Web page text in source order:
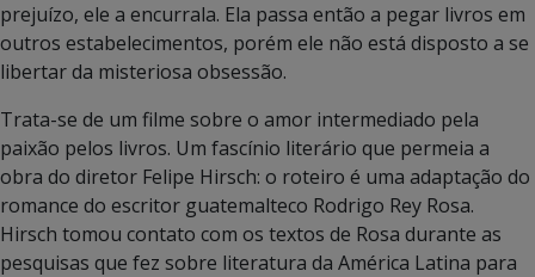
prejuízo, ele a encurrala. Ela passa então a pegar livros em
outros estabelecimentos, porém ele não está disposto a se
libertar da misteriosa obsessão.
Trata-se de um filme sobre o amor intermediado pela
paixão pelos livros. Um fascínio literário que permeia a
obra do diretor Felipe Hirsch: o roteiro é uma adaptação do
romance do escritor guatemalteco Rodrigo Rey Rosa.
Hirsch tomou contato com os textos de Rosa durante as
pesquisas que fez sobre literatura da América Latina para